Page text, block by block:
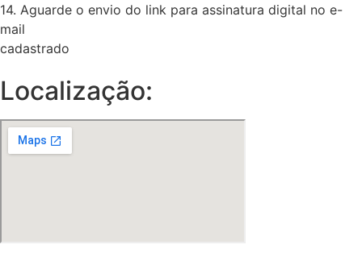
14. Aguarde o envio do link para assinatura digital no e-
mail
cadastrado
Localização: